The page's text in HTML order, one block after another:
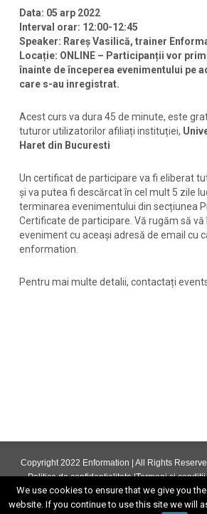
Data: 05 arp 2022
Interval orar: 12:00-12:45
Speaker: Rareș Vasilică, trainer
Locație: ONLINE – Participanții vor
înainte de începerea evenimentului pe
care s-au inregistrat.
Acest curs va dura 45 de minute, este
tuturor utilizatorilor afiliați instituției,
Haret din Bucuresti
Un certificat de participare va fi eliberat
și va putea fi descărcat în cel mult 5 zile
terminarea evenimentului din secțiunea
Certificate de participare. Vă rugăm să vă
eveniment cu aceași adresă de email cu
enformation.
Pentru mai multe detalii, contactați
Copyright 2022 Enformation | All Rights
Politica de confidentialitate|Termeni si conditii
ANPC
We use cookies to ensure that we give you
website. If you continue to use this site we will